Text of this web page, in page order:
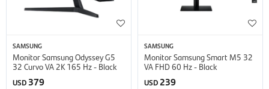
SAMSUNG
Monitor Samsung Odyssey G5
32 Curvo VA 2K 165 Hz - Black
USD 379
SAMSUNG
Monitor Samsung Smart M5 32
VA FHD 60 Hz - Black
USD 239